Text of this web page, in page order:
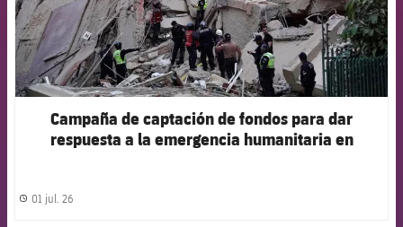
Campaña de captación de fondos para dar
respuesta a la emergencia humanitaria en
label.share.clock
01 jul. 26